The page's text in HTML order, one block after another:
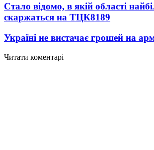
Стало відомо, в якій області
скаржаться на ТЦК8189
Україні не вистачає грошей на
Читати коментарі